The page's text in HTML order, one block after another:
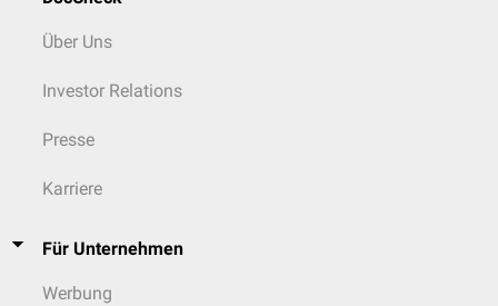
Über Uns
Investor Relations
Presse
Karriere
Für Unternehmen
Werbung